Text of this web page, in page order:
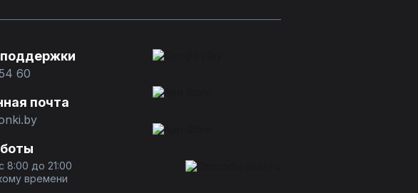
60
почта
8:00 до 21:00
времени